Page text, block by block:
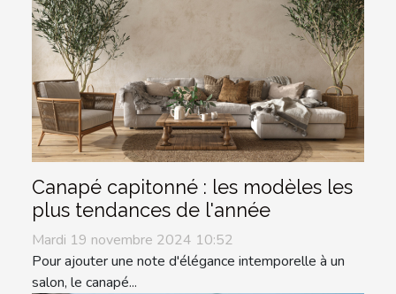
Canapé capitonné : les modèles les
plus tendances de l'année
Mardi 19 novembre 2024 10:52
Pour ajouter une note d'élégance intemporelle à un
salon, le canapé...